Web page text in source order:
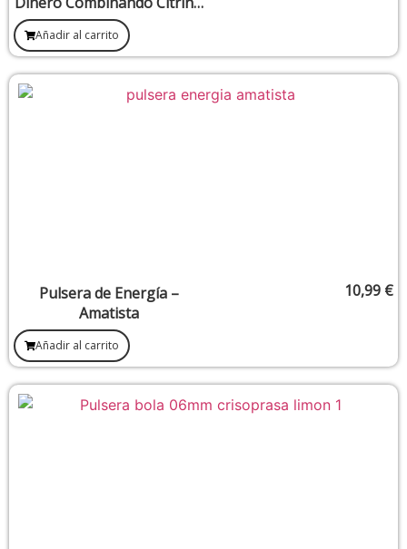
y Hematite 10 mm
Añadir al carrito
Pulsera de Energía –
Amatista
10,99 €
Añadir al carrito